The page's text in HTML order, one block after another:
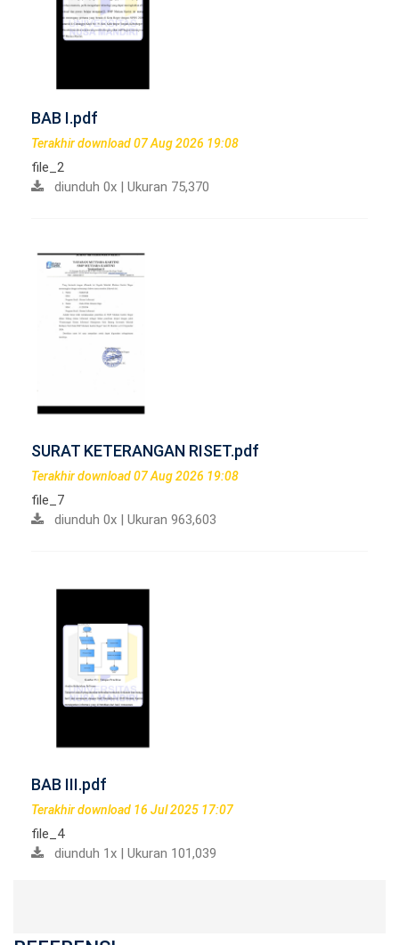
BAB I.pdf
Terakhir download 07 Aug 2026 19:08
file_2
diunduh 0x | Ukuran 75,370
SURAT KETERANGAN RISET.pdf
Terakhir download 07 Aug 2026 19:08
file_7
diunduh 0x | Ukuran 963,603
BAB III.pdf
Terakhir download 16 Jul 2025 17:07
file_4
diunduh 1x | Ukuran 101,039